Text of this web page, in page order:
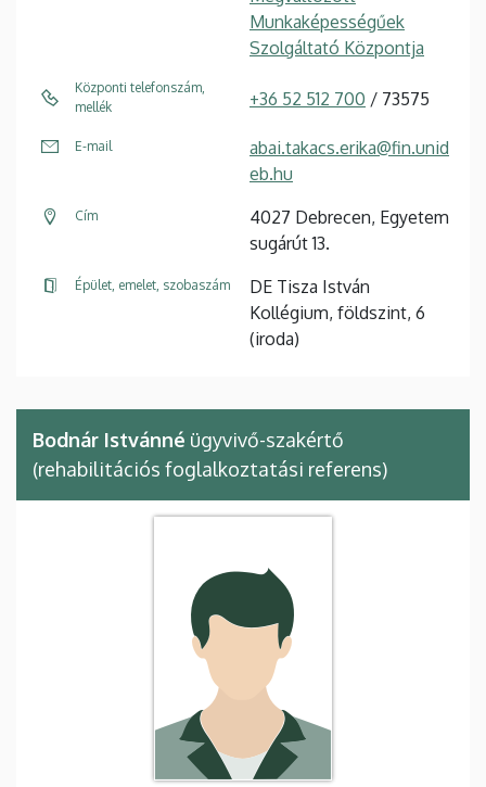
Munkaképességűek
Szolgáltató Központja
Központi telefonszám,
mellék
+36 52 512 700 / 73575
E-mail
abai.takacs.erika@fin.unid
eb.hu
Cím
4027 Debrecen, Egyetem
sugárút 13.
Épület, emelet, szobaszám
DE Tisza István
Kollégium, földszint, 6
(iroda)
Bodnár Istvánné ügyvivő-szakértő
(rehabilitációs foglalkoztatási referens)